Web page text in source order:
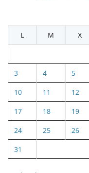
L
M X
3 4 5
10 11 12
17 18 19
24 25 26
31